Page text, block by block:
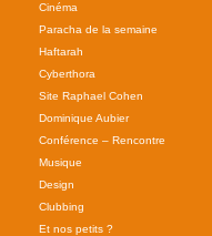
Cinéma
Paracha de la semaine
Haftarah
Cyberthora
Site Raphael Cohen
Dominique Aubier
Conférence – Rencontre
Musique
Design
Clubbing
Et nos petits ?